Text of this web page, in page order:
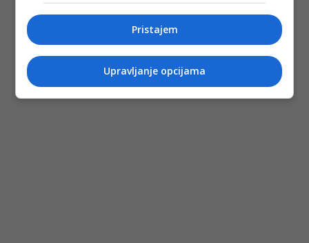
Pristajem
Upravljanje opcijama